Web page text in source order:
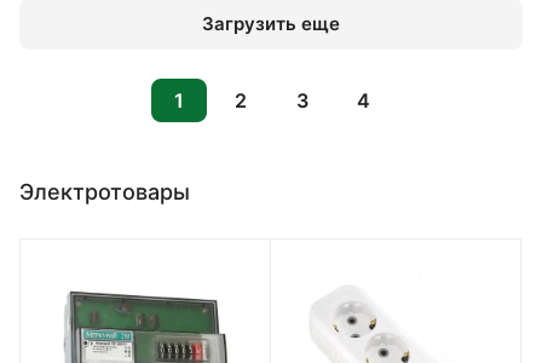
Загрузить еще
1 2 3 4
Электротовары